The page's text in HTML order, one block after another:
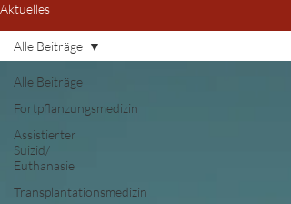
Aktuelles
Alle Beiträge
Fortpflanzungsmedizin
Assistierter
Suizid/
Euthanasie
Transplantationsmedizin
Alle Beiträge